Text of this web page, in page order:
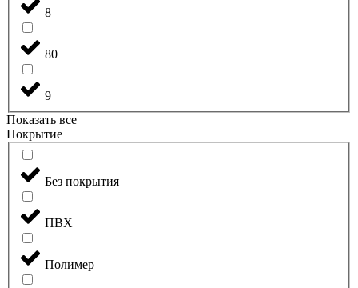
8
80
9
Показать все
Покрытие
Без покрытия
ПВХ
Полимер